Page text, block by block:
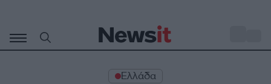
περιεχόμενο
Ελλάδα